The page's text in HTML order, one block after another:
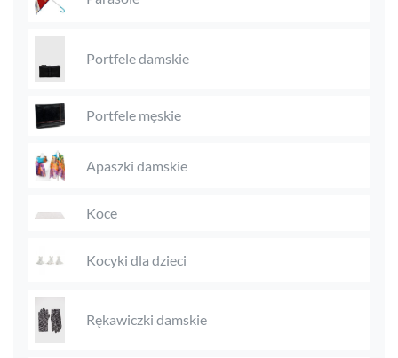
Portfele damskie
Portfele męskie
Apaszki damskie
Koce
Kocyki dla dzieci
Rękawiczki damskie